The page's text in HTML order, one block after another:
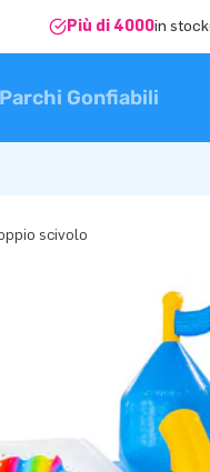
Più di 4000in stock
Gonfiabili
scivolo